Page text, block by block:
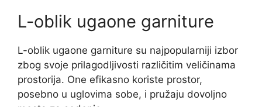
L-oblik ugaone garniture
L-oblik ugaone garniture su najpopularniji izbor
zbog svoje prilagodljivosti različitim veličinama
prostorija. One efikasno koriste prostor,
posebno u uglovima sobe, i pružaju dovoljno